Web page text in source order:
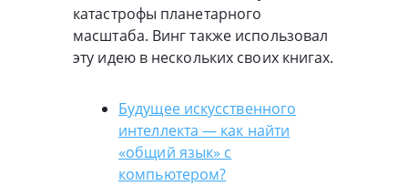
катастрофы планетарного
масштаба. Винг также использовал
эту идею в нескольких своих книгах.
Будущее искусственного
интеллекта — как найти
«общий язык» с
компьютером?